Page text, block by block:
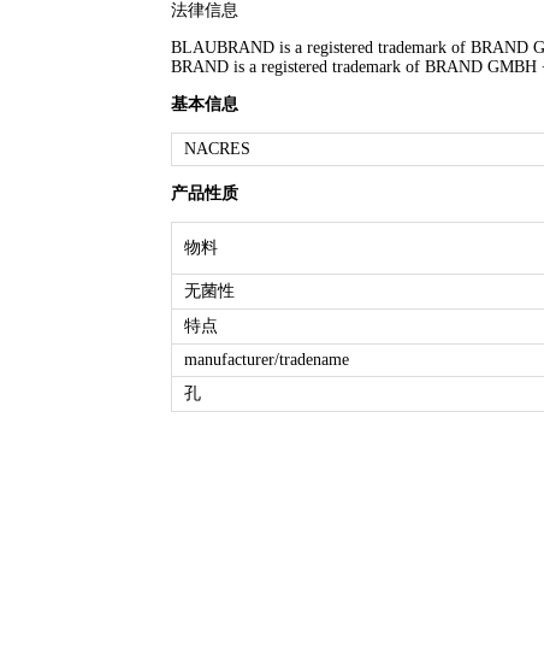
法律信息
BLAUBRAND is a registered trademark of BRAND
BRAND is a registered trademark of BRAND GMBH
基本信息
NACRES
产品性质
物料
无菌性
特点
manufacturer/tradename
孔